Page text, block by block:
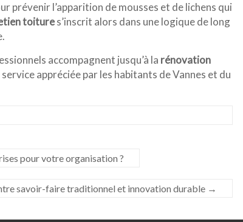
prévenir l’apparition de mousses et de lichens qui
toitures’inscrit alors dans une logique de long
accompagnent jusqu’à la rénovation
appréciée par les habitants de Vannes et du
pour votre organisation ?
savoir-faire traditionnel et innovation durable →